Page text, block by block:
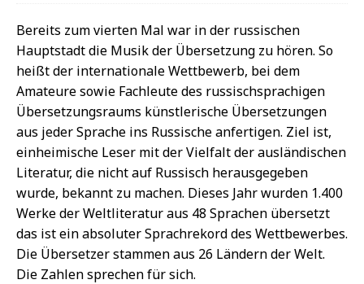
Bereits zum vierten Mal war in der russischen
Hauptstadt die Musik der Übersetzung zu hören. So
heißt der internationale Wettbewerb, bei dem
Amateure sowie Fachleute des russischsprachigen
Übersetzungsraums künstlerische Übersetzungen
aus jeder Sprache ins Russische anfertigen. Ziel ist,
einheimische Leser mit der Vielfalt der ausländischen
Literatur, die nicht auf Russisch herausgegeben
wurde, bekannt zu machen. Dieses Jahr wurden 1.400
Werke der Weltliteratur aus 48 Sprachen übersetzt 
das ist ein absoluter Sprachrekord des Wettbewerbes.
Die Übersetzer stammen aus 26 Ländern der Welt.
Die Zahlen sprechen für sich.